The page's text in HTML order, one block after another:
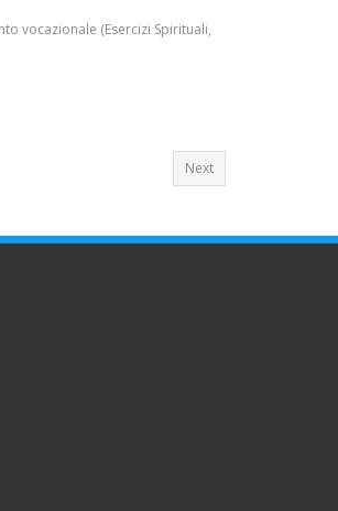
vocazionale (Esercizi Spirituali,
Next